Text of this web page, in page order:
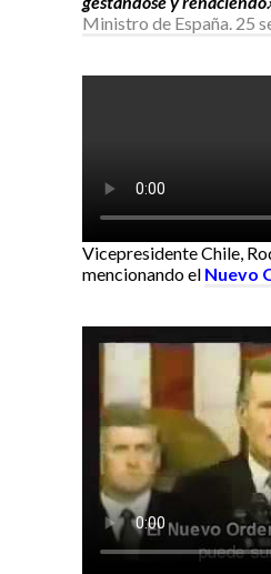
Ministro de España. 25
Vicepresidente Chile,
mencionando el Nuevo